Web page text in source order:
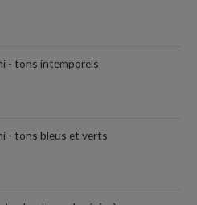
- tons intemporels
- tons bleus et verts